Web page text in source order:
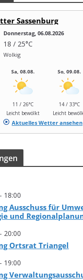
Sassenburg
Donnerstag, 06.08.2026
18 / 25°C
Wolkig
Sa, 08.08.
11 / 26°C
Leicht bewölkt
So, 09.08.
14 / 33°C
Leicht
Aktuelles Wetter ansehen
- 18:00
Aus­schuss für
und
- 20:00
Orts­rat Triangel
- 19:00